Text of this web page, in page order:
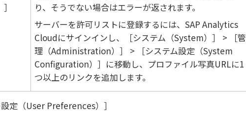
り、そうでない場合はエラーが返されます。
サーバーを許可リストに登録するには、 SAP Analytics
Cloudにサインインし、 システム（System）
管
理（Administration）
システム設定（System
Configuration）
に移動し、プロファイル写真URLに1
つ以上のリンクを追加します。
定（User Preferences）